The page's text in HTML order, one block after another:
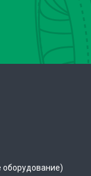
оборудование)